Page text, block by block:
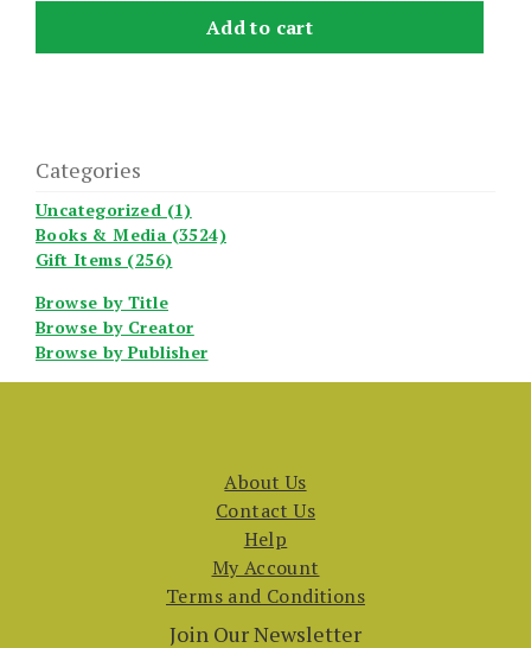
Add to cart
Categories
Uncategorized (1)
Books & Media (3524)
Gift Items (256)
Browse by Title
Browse by Creator
Browse by Publisher
About Us
Contact Us
Help
My Account
Terms and Conditions
Join Our Newsletter